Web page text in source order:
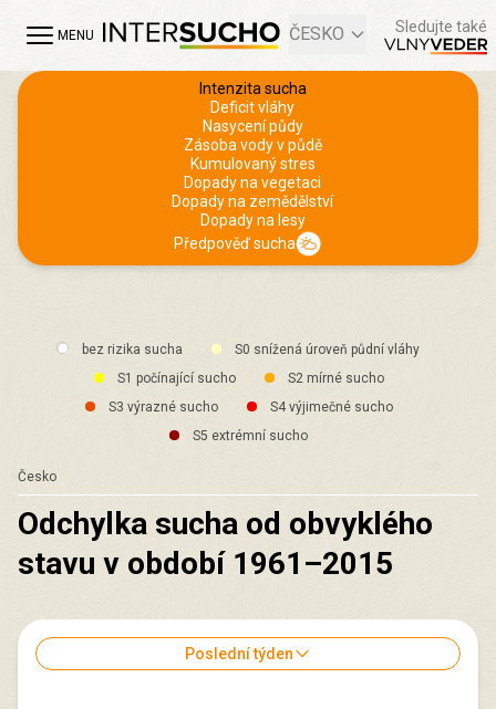
MENU ČESKO Sledujte také
Intenzita sucha
Deficit vláhy
Nasycení půdy
Zásoba vody v půdě
Kumulovaný stres
Dopady na vegetaci
Dopady na zemědělství
Dopady na lesy
Předpověď sucha
bez rizika sucha
S0 snížená úroveň půdní vláhy
S1 počínající sucho
S2 mírné sucho
S3 výrazné sucho
S4 výjimečné sucho
S5 extrémní sucho
Česko
Odchylka sucha od obvyklého
stavu v období 1961–2015
Poslední týden